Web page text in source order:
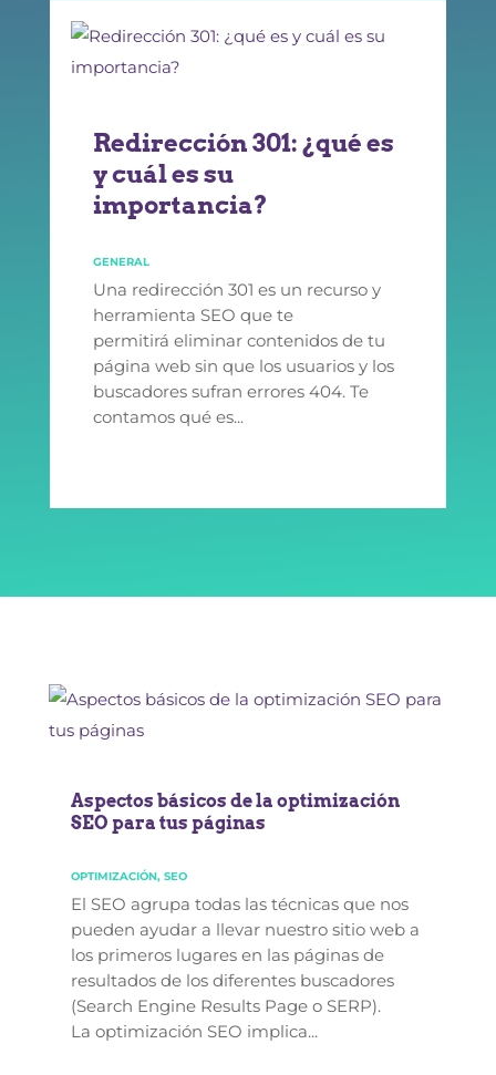
Redirección 301: ¿qué es
y cuál es su
importancia?
GENERAL
Una redirección 301 es un recurso y
herramienta SEO que te
permitirá eliminar contenidos de tu
página web sin que los usuarios y los
buscadores sufran errores 404. Te
contamos qué es...
Aspectos básicos de la optimización
SEO para tus páginas
OPTIMIZACIÓN, SEO
El SEO agrupa todas las técnicas que nos
pueden ayudar a llevar nuestro sitio web a
los primeros lugares en las páginas de
resultados de los diferentes buscadores
(Search Engine Results Page o SERP).
La optimización SEO implica...